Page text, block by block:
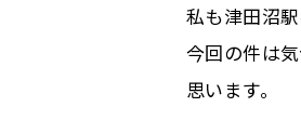
私も津田沼
今回の件は
思います。